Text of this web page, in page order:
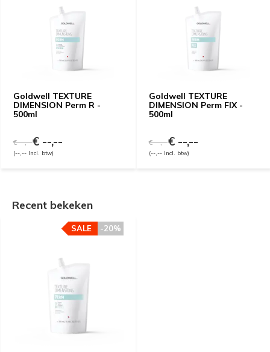
Goldwell TEXTURE
DIMENSION Perm R -
500ml
€ --,--€ --,--
(--,-- Incl. btw)
Goldwell TEXTURE
DIMENSION Perm FIX -
500ml
€ --,--€ --,--
(--,-- Incl. btw)
Recent bekeken
-20%
SALE